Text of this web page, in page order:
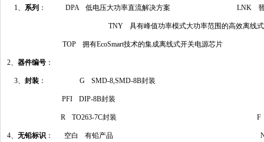
1、 系列 ： DPA 低电压大功率直流解决方案 LNK 替
TNY 具有峰值功率模式大功率范围的高效离线
TOP 拥有EcoSmart技术的集成离线式开关电源芯片
2、 器件编号 ：
3、 封装 ： G SMD-8,SMD-8B封装
PFI DIP-8B封装
R TO263-7C封装 F
4、 无铅标识 ： 空白 有铅产品